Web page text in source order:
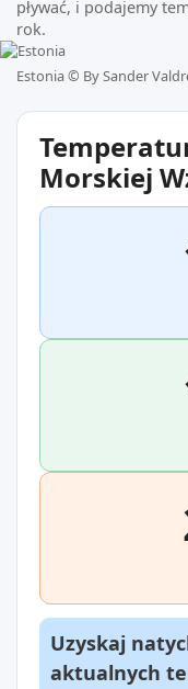
pływać, i podajemy
rok.
Estonia © By Sander
Morskiej
Uzyskaj
aktualnych